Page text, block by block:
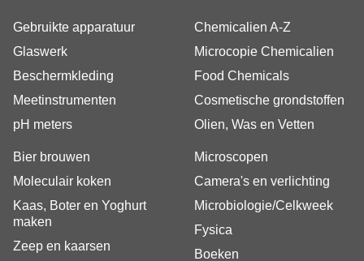
Gebruikte apparatuur
Glaswerk
Beschermkleding
Meetinstrumenten
pH meters
Chemicalien A-Z
Microcopie Chemicalien
Food Chemicals
Cosmetische grondstoffen
Olien, Was en Vetten
Bier brouwen
Moleculair koken
Kaas, Boter en Yoghurt
maken
Zeep en kaarsen
Microscopen
Camera's en verlichting
Microbiologie/Celkweek
Fysica
Boeken